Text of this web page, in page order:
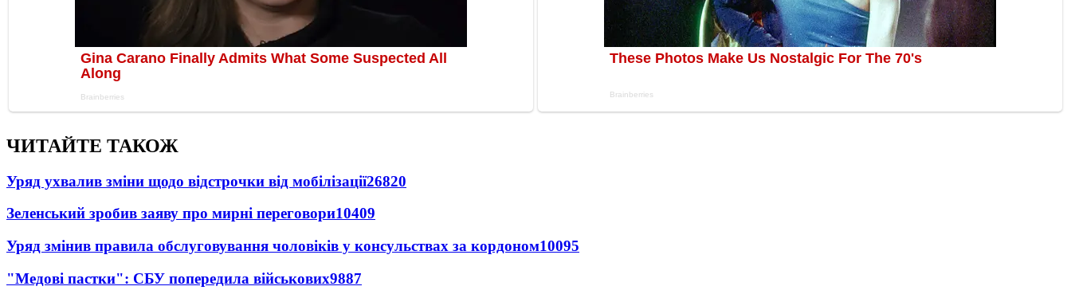
ЧИТАЙТЕ ТАКОЖ
Уряд ухвалив зміни щодо відстрочки від мобілізації26820
Зеленський зробив заяву про мирні переговори10409
Уряд змінив правила обслуговування чоловіків у консульствах за кордоном10095
"Медові пастки": СБУ попередила військових9887